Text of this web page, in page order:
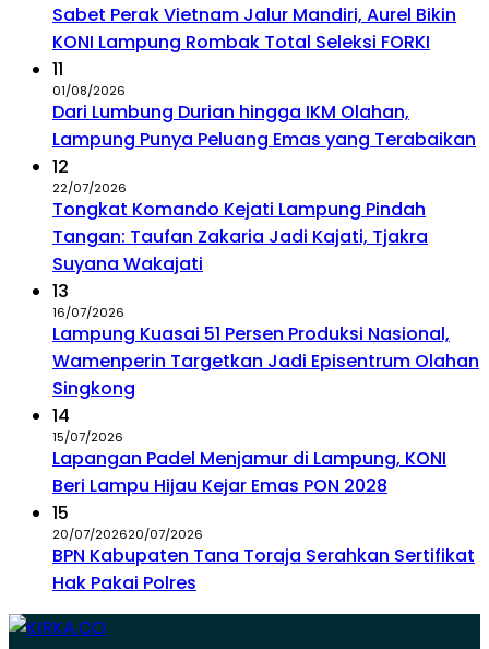
Sabet Perak Vietnam Jalur Mandiri, Aurel Bikin
KONI Lampung Rombak Total Seleksi FORKI
11
01/08/2026
Dari Lumbung Durian hingga IKM Olahan,
Lampung Punya Peluang Emas yang Terabaikan
12
22/07/2026
Tongkat Komando Kejati Lampung Pindah
Tangan: Taufan Zakaria Jadi Kajati, Tjakra
Suyana Wakajati
13
16/07/2026
Lampung Kuasai 51 Persen Produksi Nasional,
Wamenperin Targetkan Jadi Episentrum Olahan
Singkong
14
15/07/2026
Lapangan Padel Menjamur di Lampung, KONI
Beri Lampu Hijau Kejar Emas PON 2028
15
20/07/202620/07/2026
BPN Kabupaten Tana Toraja Serahkan Sertifikat
Hak Pakai Polres